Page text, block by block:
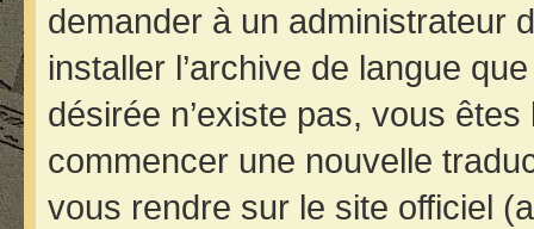
demander à un administrateur
installer l’archive de langue
désirée n’existe pas, vous
commencer une nouvelle
vous rendre sur le site officiel